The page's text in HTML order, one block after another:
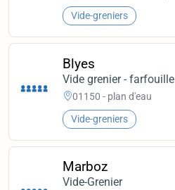
Vide-greniers
Blyes
Vide grenier - farfouille
01150 - plan d'eau
Vide-greniers
Marboz
Vide-Grenier